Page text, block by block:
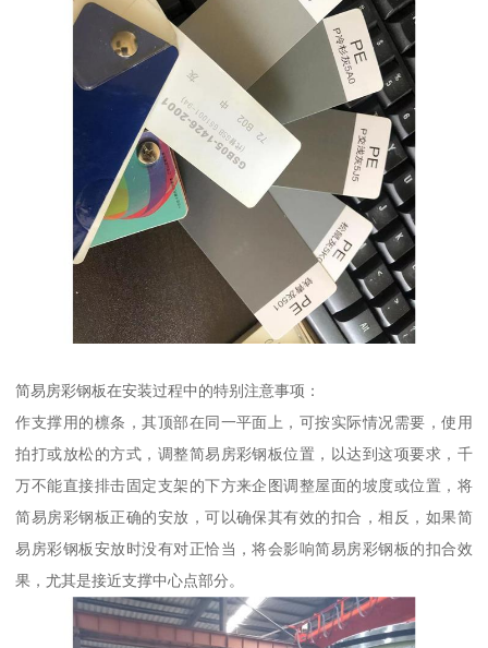
简易房彩钢板在安装过程中的特别注意事项：
作支撑用的檩条，其顶部在同一平面上，可按实际情况需要，使用
拍打或放松的方式，调整简易房彩钢板位置，以达到这项要求，千
万不能直接排击固定支架的下方来企图调整屋面的坡度或位置，将
简易房彩钢板正确的安放，可以确保其有效的扣合，相反，如果简
易房彩钢板安放时没有对正恰当，将会影响简易房彩钢板的扣合效
果，尤其是接近支撑中心点部分。